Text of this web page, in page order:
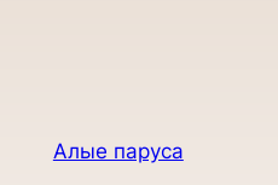
Алые паруса